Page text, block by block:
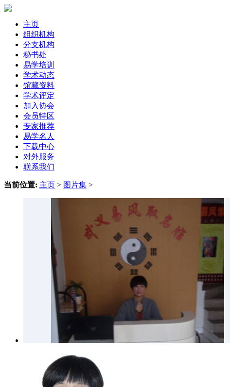
主页
组织机构
分支机构
秘书处
易学培训
学术动态
馆藏资料
学术评定
加入协会
会员特区
专家推荐
易学名人
下载中心
对外服务
联系我们
当前位置: 主页 > 图片集 >